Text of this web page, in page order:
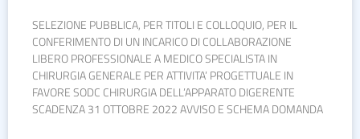
SELEZIONE PUBBLICA, PER TITOLI E COLLOQUIO, PER IL
CONFERIMENTO DI UN INCARICO DI COLLABORAZIONE
LIBERO PROFESSIONALE A MEDICO SPECIALISTA IN
CHIRURGIA GENERALE PER ATTIVITA’ PROGETTUALE IN
FAVORE SODC CHIRURGIA DELL’APPARATO DIGERENTE
SCADENZA 31 OTTOBRE 2022 AVVISO E SCHEMA DOMANDA